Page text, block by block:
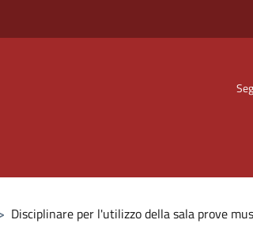
Disciplinare per l'utilizzo della sala prove